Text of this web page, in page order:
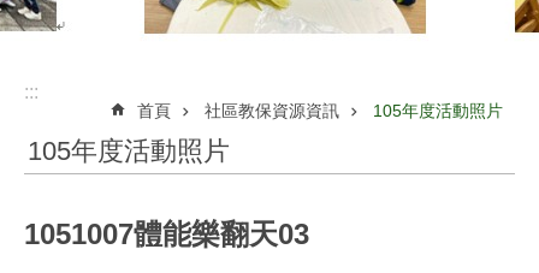
:::
首頁 社區教保資源資訊 105年度活動照片
105年度活動照片
1051007體能樂翻天03